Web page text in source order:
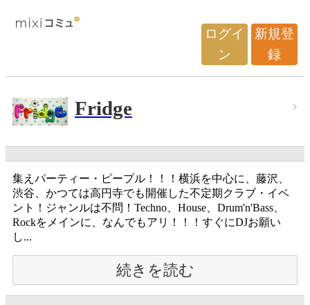
ログイ
ン
新規登
録
Fridge
集えパーティー・ピープル！！！横浜を中心に、藤沢、
渋谷、かつては高円寺でも開催した不定期クラブ・イベ
ント！ジャンルは不問！Techno、House、Drum'n'Bass、
Rockをメインに、なんでもアリ！！！すぐにDJお願い
し...
続きを読む